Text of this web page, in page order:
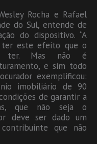
Rocha e Rafael
do Sul, entende de
do dispositivo. “A
ter este efeito que o
ter. Mas não é
e sim todo
exemplificou:
imobiliário de 90
de garantir a
que não seja o
deve ser dado um
que não